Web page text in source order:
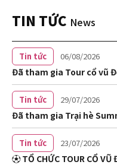
TIN TỨC News
Tin tức 06/08/2026
Đã tham gia Tour cổ vũ
Tin tức 29/07/2026
Đã tham gia Trại hè
Tin tức 23/07/2026
⚽ TỔ CHỨC TOUR CỔ VŨ